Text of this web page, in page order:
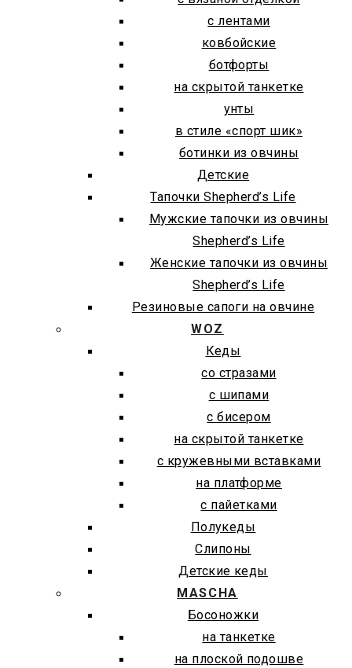
с лентами
ковбойские
ботфорты
на скрытой танкетке
унты
в стиле «спорт шик»
ботинки из овчины
Детские
Тапочки Shepherd’s Life
Мужские тапочки из овчины
Shepherd’s Life
Женские тапочки из овчины
Shepherd’s Life
Резиновые сапоги на овчине
WOZ
Кеды
со стразами
с шипами
с бисером
на скрытой танкетке
с кружевными вставками
на платформе
с пайетками
Полукеды
Слипоны
Детские кеды
MASCHA
Босоножки
на танкетке
на плоской подошве